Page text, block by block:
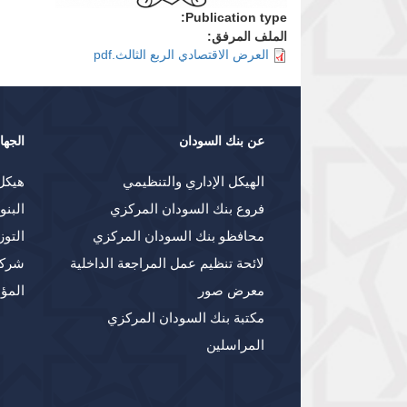
Publication type:
الملف المرفق:
العرض الاقتصادي الربع الثالث.pdf
عن بنك السودان
الهيكل الإداري والتنظيمي
فروع بنك السودان المركزي
محافظو بنك السودان المركزي
لائحة تنظيم عمل المراجعة الداخلية
معرض صور
مكتبة بنك السودان المركزي
المراسلين